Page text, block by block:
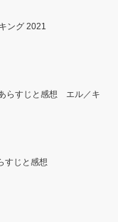
ング 2021
らすじと感想 エル／キ
じと感想